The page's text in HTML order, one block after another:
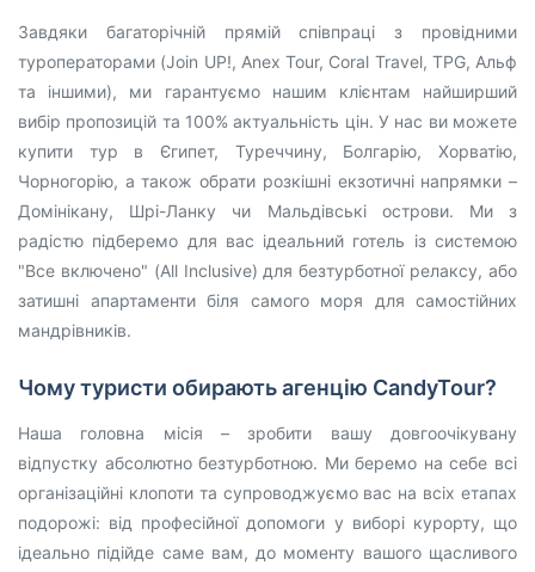
Завдяки багаторічній прямій співпраці з провідними
туроператорами (Join UP!, Anex Tour, Coral Travel, TPG, Альф
та іншими), ми гарантуємо нашим клієнтам найширший
вибір пропозицій та 100% актуальність цін. У нас ви можете
купити тур в Єгипет, Туреччину, Болгарію, Хорватію,
Чорногорію, а також обрати розкішні екзотичні напрямки –
Домінікану, Шрі-Ланку чи Мальдівські острови. Ми з
радістю підберемо для вас ідеальний готель із системою
"Все включено" (All Inclusive) для безтурботної релаксу, або
затишні апартаменти біля самого моря для самостійних
мандрівників.
Чому туристи обирають агенцію CandyTour?
Наша головна місія – зробити вашу довгоочікувану
відпустку абсолютно безтурботною. Ми беремо на себе всі
організаційні клопоти та супроводжуємо вас на всіх етапах
подорожі: від професійної допомоги у виборі курорту, що
ідеально підійде саме вам, до моменту вашого щасливого